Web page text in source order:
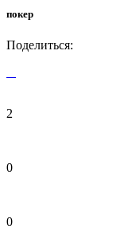
покер
Поделиться:
2
0
0